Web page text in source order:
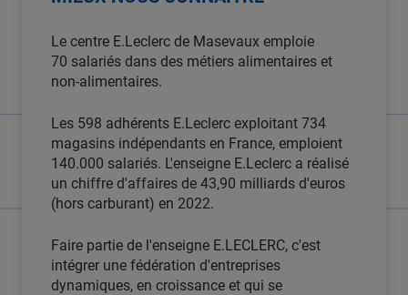
Le centre E.Leclerc de Masevaux emploie
70 salariés dans des métiers alimentaires et
non-alimentaires.
Les 598 adhérents E.Leclerc exploitant 734
magasins indépendants en France, emploient
140.000 salariés. L'enseigne E.Leclerc a réalisé
un chiffre d'affaires de 43,90 milliards d'euros
(hors carburant) en 2022.
Faire partie de l'enseigne E.LECLERC, c'est
intégrer une fédération d'entreprises
dynamiques, en croissance et qui se